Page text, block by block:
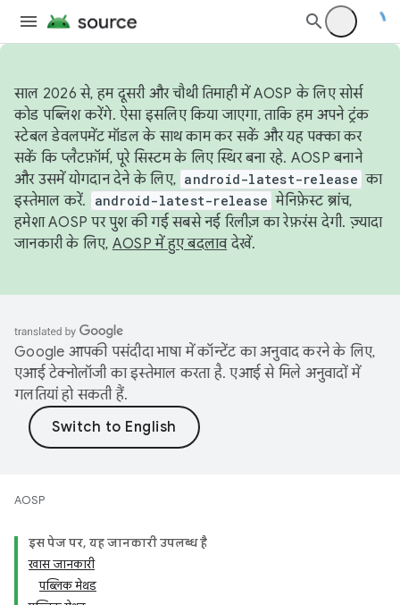
साल 2026 से, हम दूसरी और चौथी तिमाही में AOSP के लिए सोर्स
कोड पब्लिश करेंगे. ऐसा इसलिए किया जाएगा, ताकि हम अपने ट्रंक
स्टेबल डेवलपमेंट मॉडल के साथ काम कर सकें और यह पक्का कर
सकें कि प्लैटफ़ॉर्म, पूरे सिस्टम के लिए स्थिर बना रहे. AOSP बनाने
और उसमें योगदान देने के लिए, android-latest-release का
इस्तेमाल करें.
android-latest-release मेनिफ़ेस्ट ब्रांच,
हमेशा AOSP पर पुश की गई सबसे नई रिलीज़ का रेफ़रंस देगी. ज़्यादा
जानकारी के लिए, AOSP में हुए बदलावदेखें.
Google आपकी पसंदीदा भाषा में कॉन्टेंट का अनुवाद करने के लिए,
एआई टेक्नोलॉजी का इस्तेमाल करता है. एआई से मिले अनुवादों में
गलतियां हो सकती हैं.
AOSP
इस पेज पर, यह जानकारी उपलब्ध है
खास जानकारी
पब्लिक मेथड